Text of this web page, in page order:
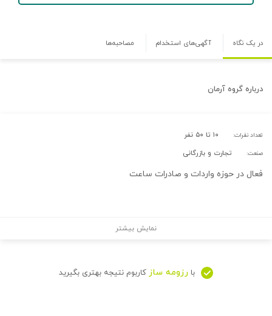
در یک نگاه آگهی‌های استخدام مصاحبه‌ها
درباره گروه آرمان
تعداد نفرات: ۱۰ تا ۵۰ نفر
صنعت: تجارت و بازرگانی
فعال در حوزه واردات و صادرات ساعت
نمایش بیشتر
با رزومه ساز کاربوم نتیجه بهتری بگیرید